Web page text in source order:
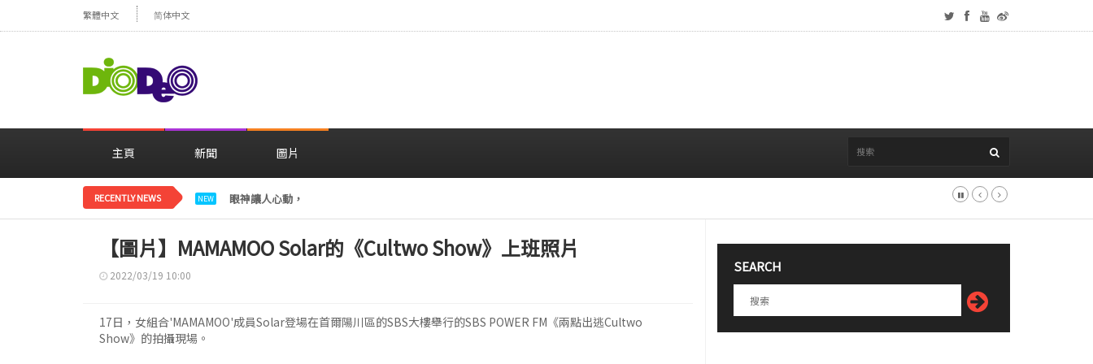
繁體中文 简体中文
主頁 新聞 圖片
RECENTLY NEWS NEW 眼神讓人心動，美貌閃耀……安宥真，就算瞪着看也很漂亮呢
【圖片】MAMAMOO Solar的《Cultwo Show》上班照片
2022/03/19 10:00
17日，女組合'MAMAMOO'成員Solar登場在首爾陽川區的SBS大樓舉行的SBS POWER FM《兩點出逃Cultwo
Show》的拍攝現場。
SEARCH